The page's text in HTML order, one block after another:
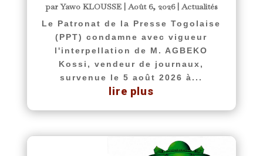
parYawo KLOUSSE|Août 6, 2026|Actualités
Le Patronat de la Presse Togolaise
(PPT) condamne avec vigueur
l'interpellation de M. AGBEKO
Kossi, vendeur de journaux,
survenue le 5 août 2026 à...
lire plus